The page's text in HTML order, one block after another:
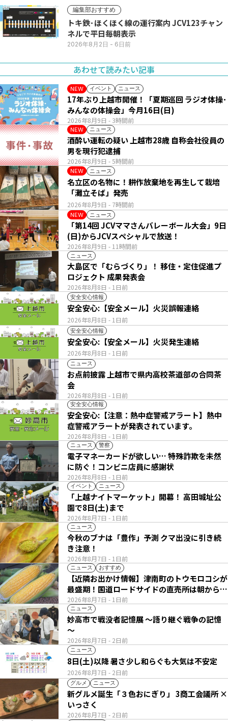
編集部おすすめ
トキ鉄･ほくほく線の運行案内 JCV123チャン
ネルで平日毎朝表示
2026年8月2日 - 6日前
あわせて読みたい記事
NEW イベント ニュース
2026年8月9日 - 3時間前
17年ぶり上越市開催！「夏期巡回 ラジオ体操･
みんなの体操会」今月16日(日)
NEW ニュース
2026年8月9日 - 5時間前
酒酔い運転の疑い 上越市28歳 自称会社役員の
男を現行犯逮捕
NEW ニュース
2026年8月9日 - 7時間前
名立区の名物に！耕作放棄地を再生して栽培
「灘立そば」発売
NEW ニュース
2026年8月9日 - 11時間前
「第14回 JCVママさんバレーボール大会」9日
(日)からJCVスペシャルで放送！
ニュース
2026年8月8日 - 1日前
大島区で「むらづくり」！ 移住・定住促進プ
ロジェクト 成果発表会
安全安心情報
2026年8月8日 - 1日前
安全安心:【安全メール】火災誤報連絡
安全安心情報
2026年8月8日 - 1日前
安全安心:【安全メール】火災発生連絡
ニュース
2026年8月8日 - 1日前
お点前披露 上越市で県内高校茶道部の合同茶
会
安全安心情報
2026年8月8日 - 1日前
安全安心:【注意：熱中症警戒アラート】熱中
症警戒アラートが発表されています。
ニュース 警察
2026年8月8日 - 1日前
電子マネーカードが欲しい… 特殊詐欺を未然
に防ぐ！コンビニ店員に感謝状
イベント ニュース
2026年8月7日 - 1日前
「上越ナイトマーケット」開幕！ 高田城址公
園で8日(土)まで
ニュース
2026年8月7日 - 1日前
今秋のブナは「豊作」予測 クマ出没に引き続
き注意！
ニュース おすすめ
2026年8月7日 - 1日前
【近隣お出かけ情報】津南町のトウモロコシが
最盛期！国道ロードサイドの直売所は朝から長
い列
ニュース
2026年8月7日 - 2日前
妙高市で戦没者記憶展 ～語り継ぐ戦争の記憶
～
ニュース
2026年8月7日 - 2日前
8日(土)以降 暑さ少し和らぐも大気は不安定
グルメ ニュース
2026年8月7日 - 2日前
新グルメ誕生「３色おにぎり」 3商工会議所 ×
いっさく